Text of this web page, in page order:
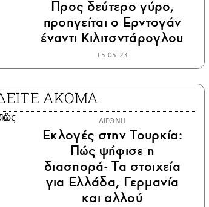
Προς δεύτερο γύρο,
προηγείται ο Ερντογάν
έναντι Κιλιτσντάρογλου
15.05.23
ΑΚΟΜΑ
ΔΙΕΘΝΗ
Εκλογές στην Τουρκία:
Πώς ψήφισε η
διασπορά- Τα στοιχεία
για Ελλάδα, Γερμανία
και αλλού